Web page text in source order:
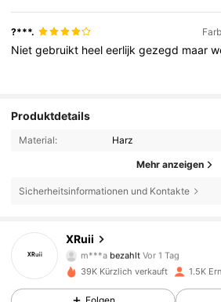
?***.
Nietgebruikt heeleerlijkgezegd maar
Produktdetails
Material: Harz
Mehr anzeigen
Sicherheitsinformationen und Kontakte
XRuii
4,64
322 Follower
m***abezahlt Vor 1 Tag
3***4istVor 1 Taggefolgt
39K Kürzlich verkauft 1.5K